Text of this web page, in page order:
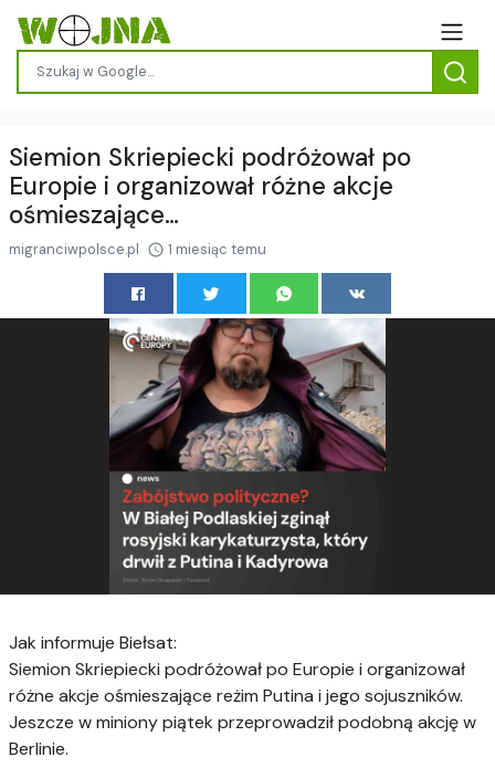
Siemion Skriepiecki podróżował po
Europie i organizował różne akcje
ośmieszające…
migranciwpolsce.pl 1 miesiąc temu
Jak informuje Biełsat:
Siemion Skriepiecki podróżował po Europie i organizował
różne akcje ośmieszające reżim Putina i jego sojuszników.
Jeszcze w miniony piątek przeprowadził podobną akcję w
Berlinie.